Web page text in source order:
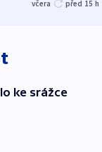
včera před 15 h
ke srážce